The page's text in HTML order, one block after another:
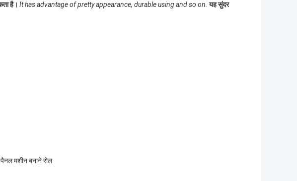
है। It has advantage of pretty appearance, durable using and so on. यह सुंदर
मशीन बनाने रोल